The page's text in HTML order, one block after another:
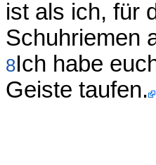
ist als ich, für
Schuhriemen
8Ich habe
Geiste taufen.